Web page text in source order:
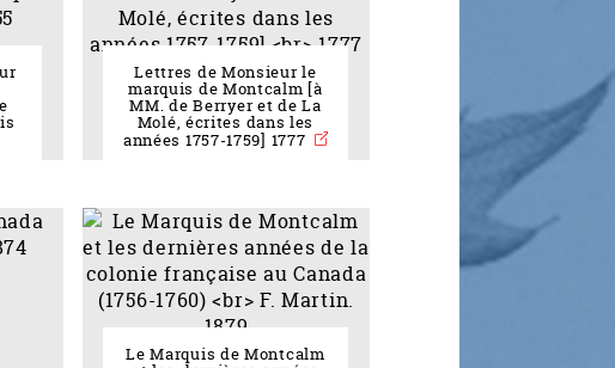
Lettres de Monsieur le
marquis de Montcalm [à
MM. de Berryer et de La
Molé, écrites dans les
années 1757-1759] 1777
Le Marquis de Montcalm